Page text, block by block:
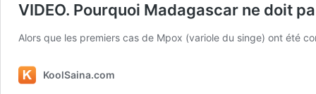
VIDEO. Pourquoi Madagascar ne doit
Alors que les premiers cas de Mpox (variole du singe) ont été
KoolSaina.com